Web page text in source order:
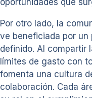
Por otro lado, la
ve beneficiada por un
definido. Al compartir
límites de gasto con
fomenta una cultura
colaboración. Cada